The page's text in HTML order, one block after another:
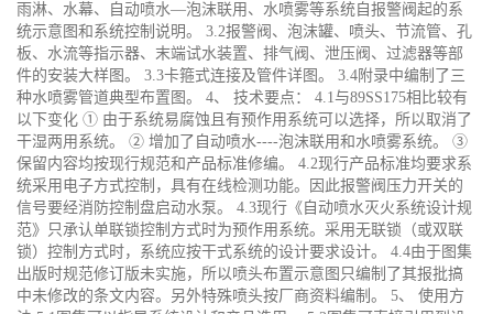
雨淋、水幕、自动喷水—泡沫联用、水喷雾等系统自报警阀起的系
统示意图和系统控制说明。 3.2报警阀、泡沫罐、喷头、节流管、孔
板、水流等指示器、末端试水装置、排气阀、泄压阀、过滤器等部
件的安装大样图。 3.3卡箍式连接及管件详图。 3.4附录中编制了三
种水喷雾管道典型布置图。 4、 技术要点： 4.1与89SS175相比较有
以下变化 ① 由于系统易腐蚀且有预作用系统可以选择，所以取消了
干湿两用系统。 ② 增加了自动喷水----泡沫联用和水喷雾系统。 ③
保留内容均按现行规范和产品标准修编。 4.2现行产品标准均要求系
统采用电子方式控制，具有在线检测功能。因此报警阀压力开关的
信号要经消防控制盘启动水泵。 4.3现行《自动喷水灭火系统设计规
范》只承认单联锁控制方式时为预作用系统。采用无联锁（或双联
锁）控制方式时，系统应按干式系统的设计要求设计。 4.4由于图集
出版时规范修订版未实施，所以喷头布置示意图只编制了其报批搞
中未修改的条文内容。另外特殊喷头按厂商资料编制。 5、 使用方